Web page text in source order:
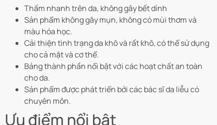
Thấm nhanh trên da, không gây bết dính
Sản phẩm không gây mụn, không có mùi thơm và
màu hóa học.
Cải thiện tình trạng da khô và rất khô, có thể sử dụng
cho cả mặt và cơ thể.
Bảng thành phần nổi bật với các hoạt chất an toàn
cho da.
Sản phẩm được phát triển bởi các bác sĩ da liễu có
chuyên môn.
Ưu điểm nổi bật